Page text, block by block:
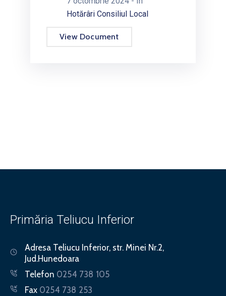
Hotărâri Consiliul Local
View Document
Primăria Teliucu Inferior
Adresa Teliucu Inferior, str. Minei Nr.2,
Jud.Hunedoara
Telefon 0254 738 105
Fax 0254 738 253